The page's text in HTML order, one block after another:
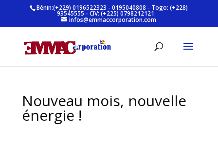
Bénin:(+229) 0196522323 - 0195040808 - Togo: (+228)
93545555 - CIV: (+225) 0798212121
infos@emmaccorporation.com
Nouveau mois, nouvelle
énergie !